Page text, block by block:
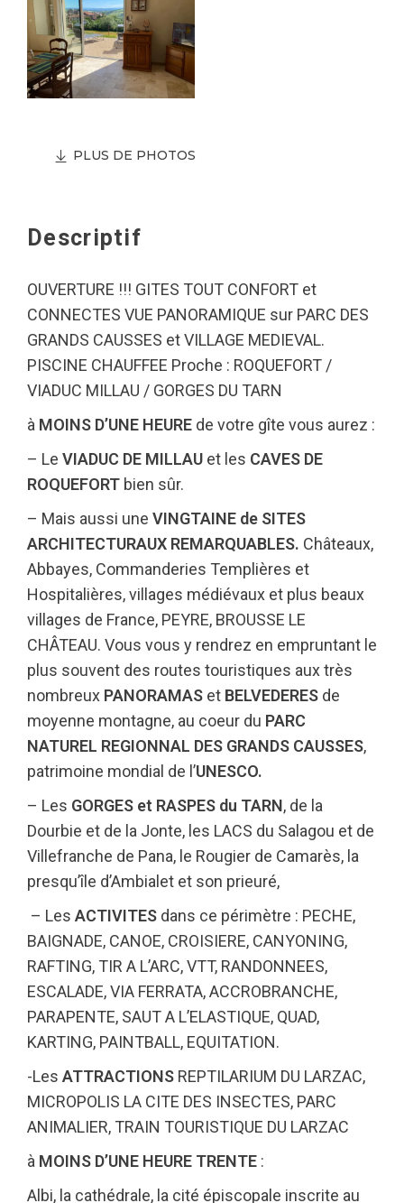
PLUS DE PHOTOS
Descriptif
OUVERTURE !!! GITES TOUT CONFORT et
CONNECTES VUE PANORAMIQUE sur PARC DES
GRANDS CAUSSES et VILLAGE MEDIEVAL.
PISCINE CHAUFFEE Proche : ROQUEFORT /
VIADUC MILLAU / GORGES DU TARN
à MOINS D’UNE HEURE de votre gîte vous aurez :
– Le VIADUC DE MILLAU et les CAVES DE
ROQUEFORT bien sûr.
– Mais aussi une VINGTAINE de SITES
ARCHITECTURAUX REMARQUABLES. Châteaux,
Abbayes, Commanderies Templières et
Hospitalières, villages médiévaux et plus beaux
villages de France, PEYRE, BROUSSE LE
CHÂTEAU. Vous vous y rendrez en empruntant le
plus souvent des routes touristiques aux très
nombreux PANORAMAS et BELVEDERES de
moyenne montagne, au coeur du PARC
NATUREL REGIONNAL DES GRANDS CAUSSES,
patrimoine mondial de l’UNESCO.
– Les GORGES et RASPES du TARN, de la
Dourbie et de la Jonte, les LACS du Salagou et de
Villefranche de Pana, le Rougier de Camarès, la
presqu’île d’Ambialet et son prieuré,
– Les ACTIVITES dans ce périmètre : PECHE,
BAIGNADE, CANOE, CROISIERE, CANYONING,
RAFTING, TIR A L’ARC, VTT, RANDONNEES,
ESCALADE, VIA FERRATA, ACCROBRANCHE,
PARAPENTE, SAUT A L’ELASTIQUE, QUAD,
KARTING, PAINTBALL, EQUITATION.
-Les ATTRACTIONS REPTILARIUM DU LARZAC,
MICROPOLIS LA CITE DES INSECTES, PARC
ANIMALIER, TRAIN TOURISTIQUE DU LARZAC
à MOINS D’UNE HEURE TRENTE :
Albi, la cathédrale, la cité épiscopale inscrite au